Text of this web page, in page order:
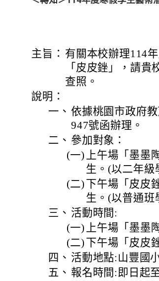
主旨： 有關本校辦理114
「皮皮銼」，請
查照。
說明：
一、 依據桃園市政府
947號函辦理。
二、 參加對象：
(一) 上午場「墨墨
生。(以二年級
(二) 下午場「皮皮
生。(以普通班
三、 活動時間:
(一) 上午場「墨墨
(二) 下午場「皮皮
四、 活動地點:山豐國
五、 報名時間:即日起